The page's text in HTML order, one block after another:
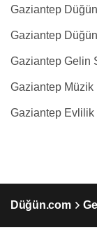
Gaziantep
Gaziantep Düğün
Gaziantep Gelin
Gaziantep Müzik
Gaziantep Evlilik
Düğün.com